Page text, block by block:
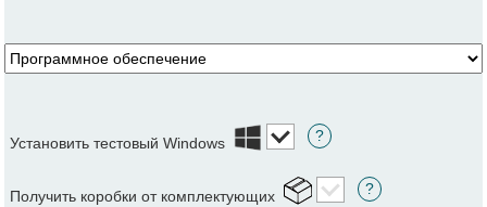
Установить тестовый Windows ?
Получить коробки от комплектующих ?